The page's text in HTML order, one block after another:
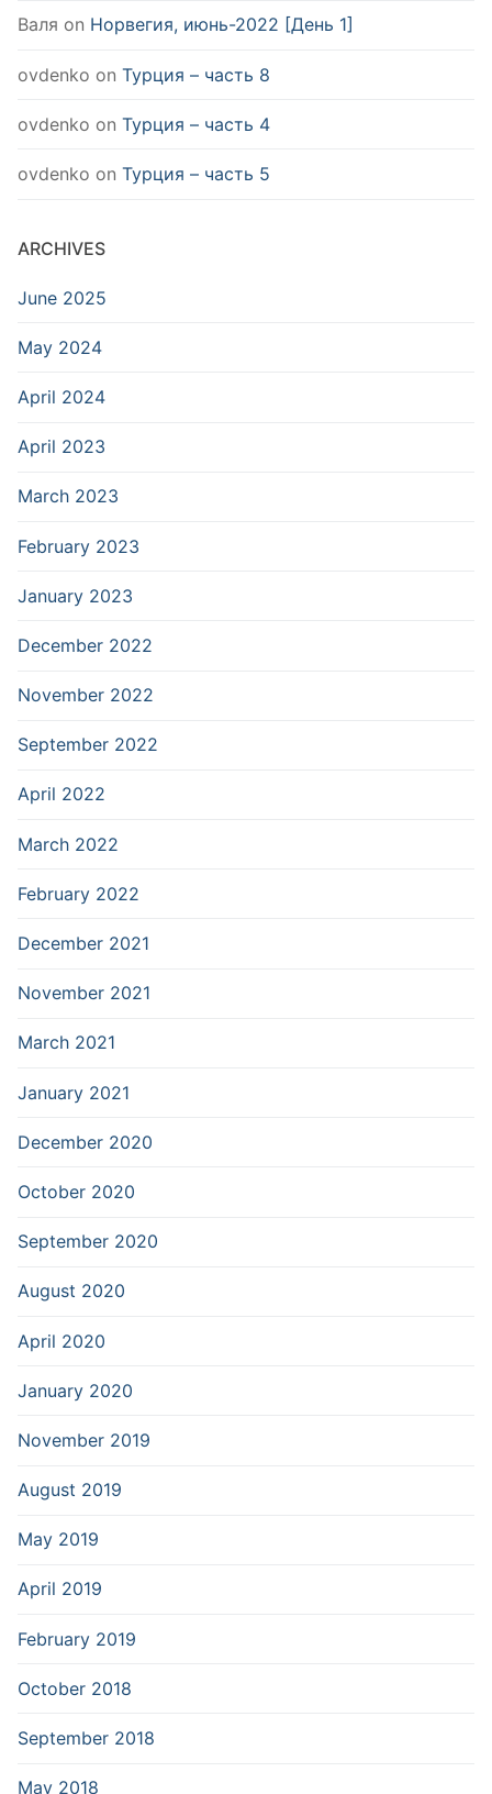
Валя on Норвегия, июнь-2022 [День 1]
ovdenko on Турция – часть 8
ovdenko on Турция – часть 4
ovdenko on Турция – часть 5
ARCHIVES
June 2025
May 2024
April 2024
April 2023
March 2023
February 2023
January 2023
December 2022
November 2022
September 2022
April 2022
March 2022
February 2022
December 2021
November 2021
March 2021
January 2021
December 2020
October 2020
September 2020
August 2020
April 2020
January 2020
November 2019
August 2019
May 2019
April 2019
February 2019
October 2018
September 2018
May 2018